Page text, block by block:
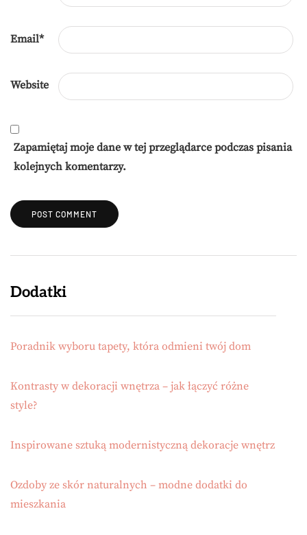
Email*
Website
Zapamiętaj moje dane w tej przeglądarce podczas pisania
kolejnych komentarzy.
Dodatki
Poradnik wyboru tapety, która odmieni twój dom
Kontrasty w dekoracji wnętrza – jak łączyć różne
style?
Inspirowane sztuką modernistyczną dekoracje wnętrz
Ozdoby ze skór naturalnych – modne dodatki do
mieszkania